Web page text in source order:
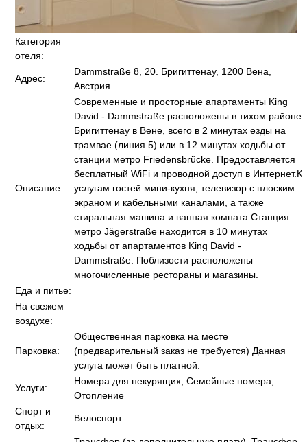
Категория
отеля:
Адрес:
Dammstraße 8, 20. Бригиттенау, 1200 Вена,
Австрия
Описание:
Современные и просторные апартаменты King
David - Dammstraße расположены в тихом районе
Бригиттенау в Вене, всего в 2 минутах езды на
трамвае (линия 5) или в 12 минутах ходьбы от
станции метро Friedensbrücke. Предоставляется
бесплатный WiFi и проводной доступ в Интернет.К
услугам гостей мини-кухня, телевизор с плоским
экраном и кабельными каналами, а также
стиральная машина и ванная комната.Станция
метро Jägerstraße находится в 10 минутах
ходьбы от апартаментов King David -
Dammstraße. Поблизости расположены
многочисленные рестораны и магазины.
Еда и питье:
На свежем
воздухе:
Парковка:
Общественная парковка на месте
(предварительный заказ не требуется) Данная
услуга может быть платной.
Услуги:
Номера для некурящих, Семейные номера,
Отопление
Спорт и
отдых:
Велоспорт